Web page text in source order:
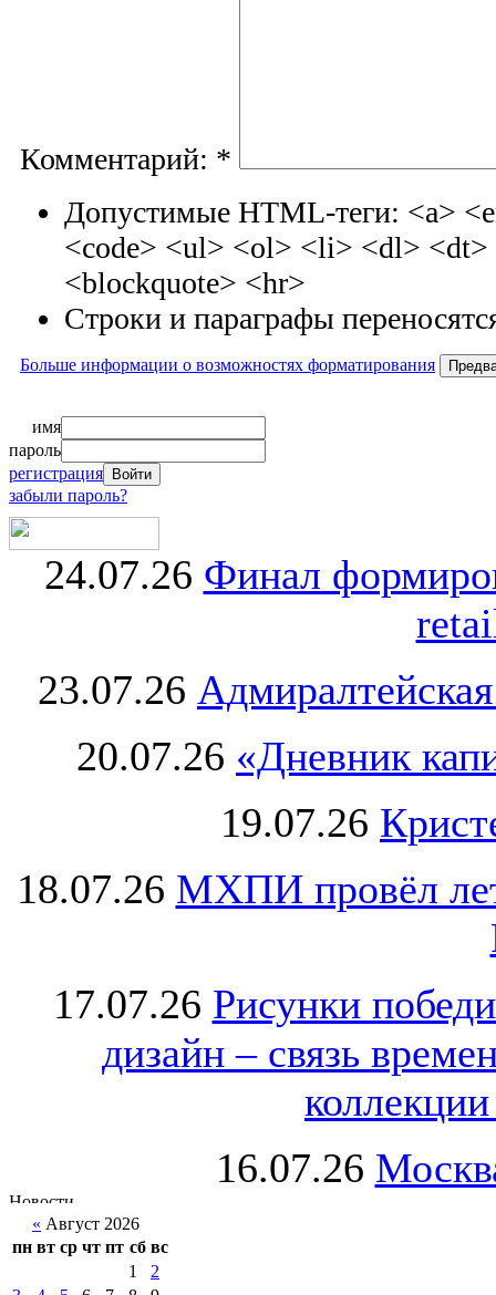
Комментарий: *
Допустимые HTML-теги: <a>
<code> <ul> <ol> <li> <dl> <dt>
<blockquote> <hr>
Строки и параграфы
Больше информации о возможностях форматирования
имя
пароль
регистрация
забыли пароль?
24.07.26 Финал
23.07.26
20.07.26 «Дневник
19.07.26
18.07.26 МХПИ провёл
17.07.26 Рисунки
дизайн – связь
16.07.26
« Август 2026
пн вт ср чт пт сб вс
1
2